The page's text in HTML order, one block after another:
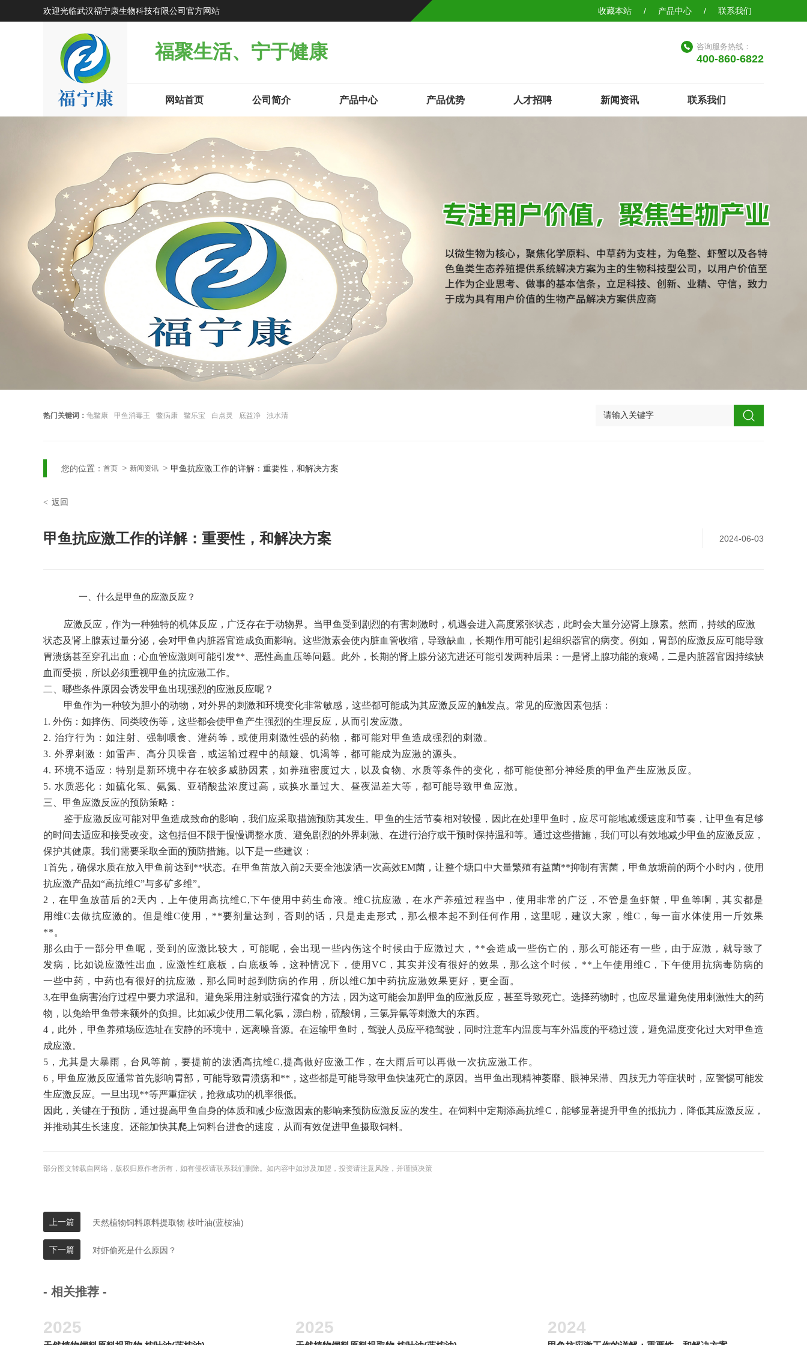
欢迎光临武汉福宁康生物科技有限公司官方网站 收藏本站 / 产品中心 / 联系我们
福聚生活、宁于健康 咨询服务热线：
400-860-6822
网站首页 公司简介 产品中心 产品优势 人才招聘 新闻资讯 联系我们
热门关键词： 龟鳖康 甲鱼消毒王 鳖病康 鳖乐宝 白点灵 底益净 浊水清
您的位置： 首页 新闻资讯 甲鱼抗应激工作的详解：重要性，和解决方案
< 返回
甲鱼抗应激工作的详解：重要性，和解决方案 2024-06-03
一、 什么是甲鱼的应激反应？
应激反应，作为一种独特的机体反应，广泛存在于动物界。当甲鱼受到剧烈的有害刺激时，机遇会进入高度紧张状态，此时会大量分泌肾上腺素。然而，持续的应激
状态及肾上腺素过量分泌，会对甲鱼内脏器官造成负面影响。这些激素会使内脏血管收缩，导致缺血，长期作用可能引起组织器官的病变。例如，胃部的应激反应可能导致
胃溃疡甚至穿孔出血；心血管应激则可能引发**、恶性高血压等问题。此外，长期的肾上腺分泌亢进还可能引发两种后果：一是肾上腺功能的衰竭，二是内脏器官因持续缺
血而受损，所以必须重视甲鱼的抗应激工作。
二、哪些条件原因会诱发甲鱼出现强烈的应激反应呢？
甲鱼作为一种较为胆小的动物，对外界的刺激和环境变化非常敏感，这些都可能成为其应激反应的触发点。常见的应激因素包括：
1. 外伤：如摔伤、同类咬伤等，这些都会使甲鱼产生强烈的生理反应，从而引发应激。
2. 治疗行为：如注射、强制喂食、灌药等，或使用刺激性强的药物，都可能对甲鱼造成强烈的刺激。
3. 外界刺激：如雷声、高分贝噪音，或运输过程中的颠簸、饥渴等，都可能成为应激的源头。
4. 环境不适应：特别是新环境中存在较多威胁因素，如养殖密度过大，以及食物、水质等条件的变化，都可能使部分神经质的甲鱼产生应激反应。
5. 水质恶化：如硫化氢、氨氮、亚硝酸盐浓度过高，或换水量过大、昼夜温差大等，都可能导致甲鱼应激。
三、甲鱼应激反应的预防策略：
鉴于应激反应可能对甲鱼造成致命的影响，我们应采取措施预防其发生。甲鱼的生活节奏相对较慢，因此在处理甲鱼时，应尽可能地减缓速度和节奏，让甲鱼有足够
的时间去适应和接受改变。这包括但不限于慢慢调整水质、避免剧烈的外界刺激、在进行治疗或干预时保持温和等。通过这些措施，我们可以有效地减少甲鱼的应激反应，
保护其健康。我们需要采取全面的预防措施。以下是一些建议：
1首先，确保水质在放入甲鱼前达到**状态。在甲鱼苗放入前2天要全池泼洒一次高效EM菌，让整个塘口中大量繁殖有益菌**抑制有害菌，甲鱼放塘前的两个小时内，使用
抗应激产品如“高抗维C”与多矿多维”。
2，在甲鱼放苗后的2天内，上午使用高抗维C,下午使用中药生命液。维C抗应激，在水产养殖过程当中，使用非常的广泛，不管是鱼虾蟹，甲鱼等啊，其实都是
用维C去做抗应激的。但是维C使用，**要剂量达到，否则的话，只是走走形式，那么根本起不到任何作用，这里呢，建议大家，维C，每一亩水体使用一斤效果
**。
那么由于一部分甲鱼呢，受到的应激比较大，可能呢，会出现一些内伤这个时候由于应激过大，**会造成一些伤亡的，那么可能还有一些，由于应激，就导致了
发病，比如说应激性出血，应激性红底板，白底板等，这种情况下，使用 VC，其实并没有很好的效果，那么这个时候，**上午使用维C，下午使用抗病毒防病的
一些中药，中药也有很好的抗应激，那么同时起到防病的作用，所以维C加中药抗应激效果更好，更全面。
3,在甲鱼病害治疗过程中要力求温和。避免采用注射或强行灌食的方法，因为这可能会加剧甲鱼的应激反应，甚至导致死亡。选择药物时，也应尽量避免使用刺激性大的药
物，以免给甲鱼带来额外的负担。比如减少使用二氧化氯，漂白粉，硫酸铜，三氯异氰等刺激大的东西。
4，此外，甲鱼养殖场应选址在安静的环境中，远离噪音源。在运输甲鱼时，驾驶人员应平稳驾驶，同时注意车内温度与车外温度的平稳过渡，避免温度变化过大对甲鱼造
成应激。
5，尤其是大暴雨，台风等前，要提前的泼洒高抗维C,提高做好应激工作，在大雨后可以再做一次抗应激工作。
6，甲鱼应激反应通常首先影响胃部，可能导致胃溃疡和**，这些都是可能导致甲鱼快速死亡的原因。当甲鱼出现精神萎靡、眼神呆滞、四肢无力等症状时，应警惕可能发
生应激反应。一旦出现**等严重症状，抢救成功的机率很低。
因此，关键在于预防，通过提高甲鱼自身的体质和减少应激因素的影响来预防应激反应的发生。在饲料中定期添高抗维C，能够显著提升甲鱼的抵抗力，降低其应激反应，
并推动其生长速度。还能加快其爬上饲料台进食的速度，从而有效促进甲鱼摄取饲料。
部分图文转载自网络，版权归原作者所有，如有侵权请联系我们删除。如内容中如涉及加盟，投资请注意风险，并谨慎决策
上一篇 天然植物饲料原料提取物 桉叶油(蓝桉油)
下一篇 对虾偷死是什么原因？
- 相关推荐 -
2025 2025 2024